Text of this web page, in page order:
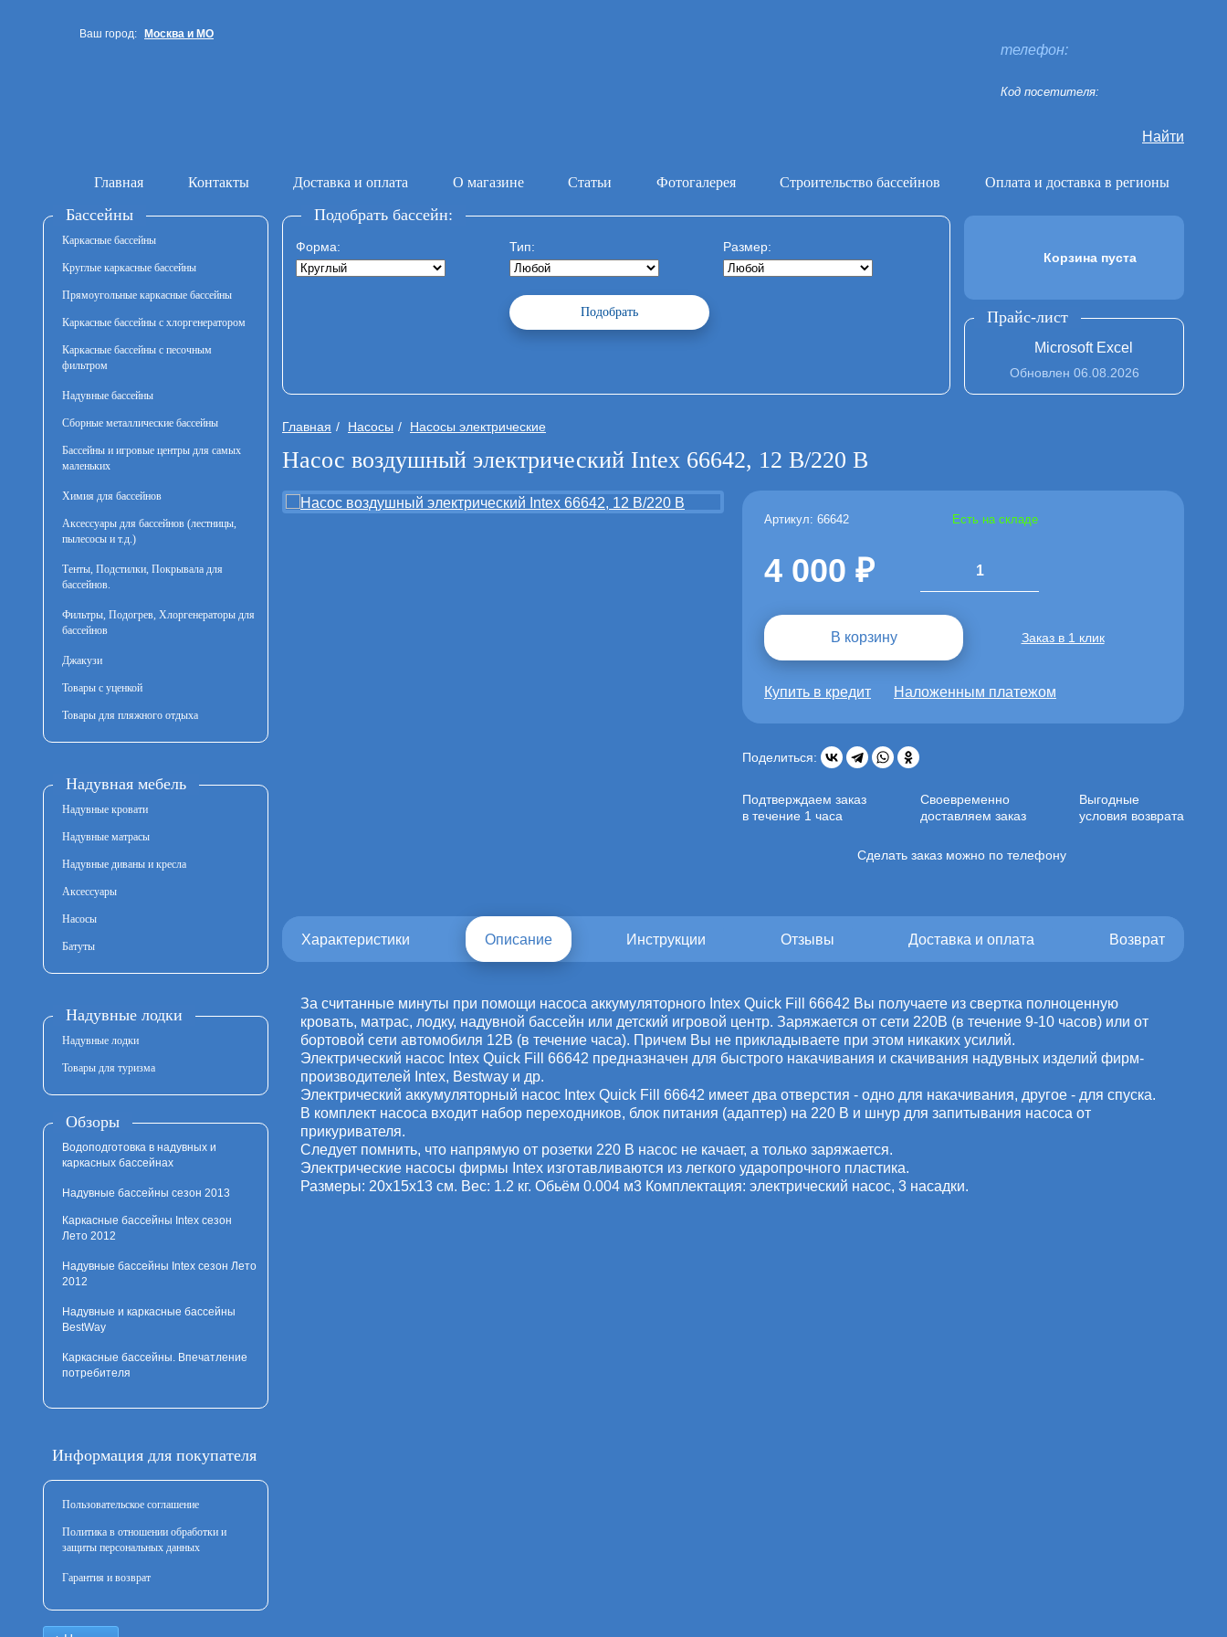
Ваш город:
Москва и МО
телефон:
Код посетителя:
Найти
Главная Контакты Доставка и оплата О магазине Статьи Фотогалерея Строительство бассейнов Оплата и доставка в регионы
Бассейны
Каркасные бассейны
Круглые каркасные бассейны
Прямоугольные каркасные бассейны
Каркасные бассейны с хлоргенератором
Каркасные бассейны с песочным
фильтром
Надувные бассейны
Сборные металлические бассейны
Бассейны и игровые центры для самых
маленьких
Химия для бассейнов
Аксессуары для бассейнов (лестницы,
пылесосы и т.д.)
Тенты, Подстилки, Покрывала для
бассейнов.
Фильтры, Подогрев, Хлоргенераторы для
бассейнов
Джакузи
Товары с уценкой
Товары для пляжного отдыха
Надувная мебель
Надувные кровати
Надувные матрасы
Надувные диваны и кресла
Аксессуары
Насосы
Батуты
Надувные лодки
Надувные лодки
Товары для туризма
Обзоры
Водоподготовка в надувных и
каркасных бассейнах
Надувные бассейны сезон 2013
Каркасные бассейны Intex сезон
Лето 2012
Надувные бассейны Intex сезон Лето
2012
Надувные и каркасные бассейны
BestWay
Каркасные бассейны. Впечатление
потребителя
Информация для покупателя
Пользовательское соглашение
Политика в отношении обработки и
защиты персональных данных
Гарантия и возврат
Подобрать бассейн:
Форма: Тип: Размер:
Корзина пуста
Прайс-лист
Microsoft Excel
Обновлен 06.08.2026
Главная Насосы Насосы электрические
Насос воздушный электрический Intex 66642, 12 В/220 В
Артикул: 66642 Есть на складе
4 000 1
В корзину Заказ в 1 клик
Купить в кредит Наложенным платежом
Поделиться:
Подтверждаем заказ
в течение 1 часа
Своевременно
доставляем заказ
Выгодные
условия возврата
Сделать заказ можно по телефону
Характеристики Описание Инструкции Отзывы Доставка и оплата Возврат
За считанные минуты при помощи насоса аккумуляторного Intex Quick Fill 66642 Вы получаете из свертка полноценную
кровать, матрас, лодку, надувной бассейн или детский игровой центр. Заряжается от сети 220В (в течение 9-10 часов) или от
бортовой сети автомобиля 12В (в течение часа). Причем Вы не прикладываете при этом никаких усилий.
Электрический насос Intex Quick Fill 66642 предназначен для быстрого накачивания и скачивания надувных изделий фирм-
производителей Intex, Bestway и др.
Электрический аккумуляторный насос Intex Quick Fill 66642 имеет два отверстия - одно для накачивания, другое - для спуска.
В комплект насоса входит набор переходников, блок питания (адаптер) на 220 В и шнур для запитывания насоса от
прикуривателя.
Следует помнить, что напрямую от розетки 220 В насос не качает, а только заряжается.
Электрические насосы фирмы Intex изготавливаются из легкого ударопрочного пластика.
Размеры: 20x15x13 см. Вес: 1.2 кг. Обьём 0.004 м3 Комплектация: электрический насос, 3 насадки.